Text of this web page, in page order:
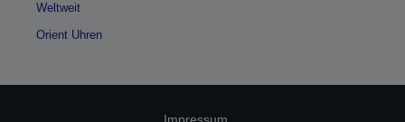
Weltweit
Orient Uhren